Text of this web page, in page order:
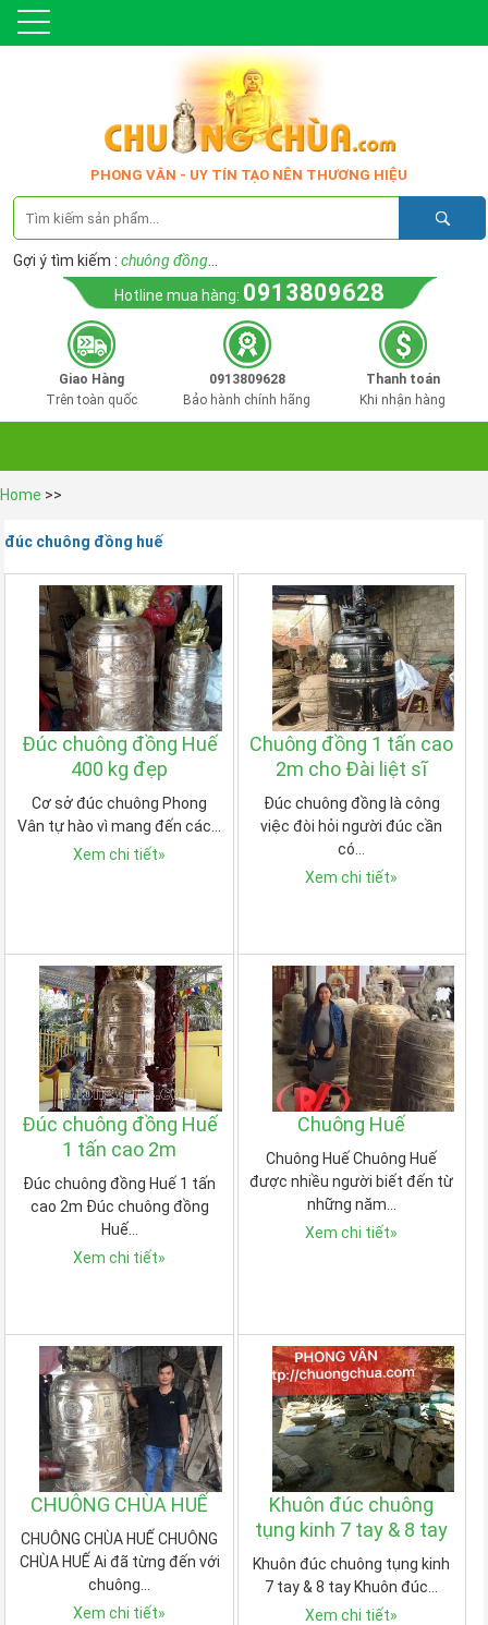
PHONG VÂN - UY TÍN TẠO NÊN THƯƠNG HIỆU
Gợi ý tìm kiếm : chuông đồng
Hotline mua hàng: 0913809628
Giao Hàng
Trên toàn quốc
0913809628
Bảo hành chính hãng
Thanh toán
Khi nhận hàng
Home >>
đúc chuông đồng huế
Đúc chuông đồng Huế
400 kg đẹp
Cơ sở đúc chuông Phong
Vân tự hào vì mang đến các…
Xem chi tiết»
Chuông đồng 1 tấn cao
2m cho Đài liệt sĩ
Đúc chuông đồng là công
việc đòi hỏi người đúc cần
có…
Xem chi tiết»
Đúc chuông đồng Huế
1 tấn cao 2m
Đúc chuông đồng Huế 1 tấn
cao 2m Đúc chuông đồng
Huế…
Xem chi tiết»
Chuông Huế
Chuông Huế Chuông Huế
được nhiều người biết đến từ
những năm…
Xem chi tiết»
CHUÔNG CHÙA HUẾ
CHUÔNG CHÙA HUẾ CHUÔNG
CHÙA HUẾ Ai đã từng đến với
chuông…
Xem chi tiết»
Khuôn đúc chuông
tụng kinh 7 tay & 8 tay
Khuôn đúc chuông tụng kinh
7 tay & 8 tay Khuôn đúc…
Xem chi tiết»